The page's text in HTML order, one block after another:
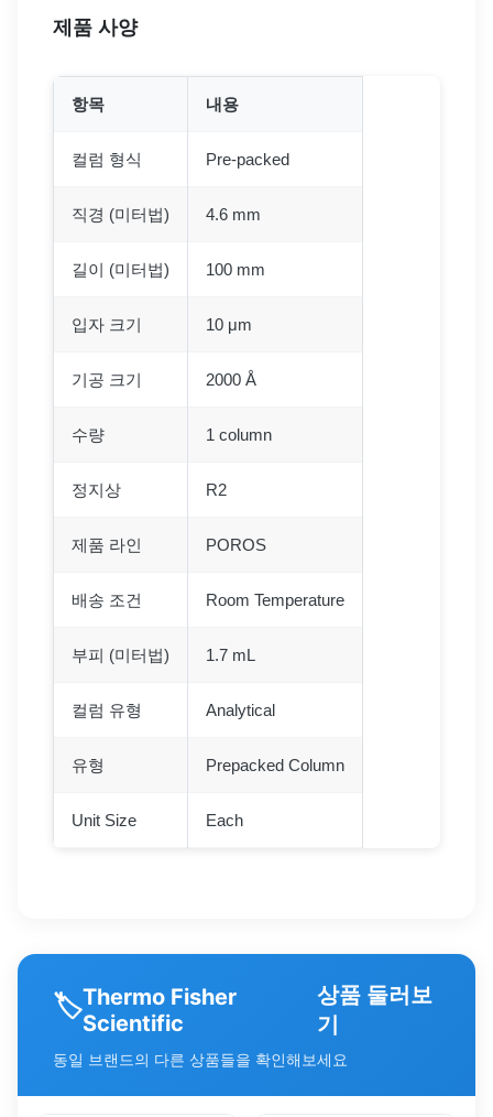
제품 사양
항목 내용
컬럼 형식 Pre-packed
직경 (미터법) 4.6 mm
길이 (미터법) 100 mm
입자 크기 10 μm
기공 크기 2000 Å
수량 1 column
정지상 R2
제품 라인 POROS
배송 조건 Room Temperature
부피 (미터법) 1.7 mL
컬럼 유형 Analytical
유형 Prepacked Column
Unit Size Each
🏷️Thermo Fisher
Scientific
상품 둘러보
기
동일 브랜드의 다른 상품들을 확인해보세요